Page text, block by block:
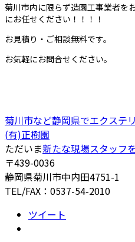
菊川市内に限らず造園工事業者を
にお任せください！！！！
お見積り・ご相談無料です。
お気軽にお問合せください。
菊川市など静岡県でエクステ
(有)正樹園
ただいま新たな現場スタッフ
〒439-0036
静岡県菊川市中内田4751-1
TEL/FAX：0537-54-2010
ツイート